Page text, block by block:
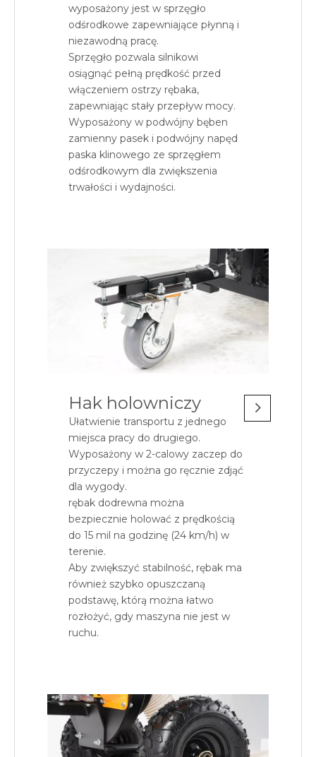
wyposażony jest w sprzęgło
odśrodkowe zapewniające płynną i
niezawodną pracę.
Sprzęgło pozwala silnikowi
osiągnąć pełną prędkość przed
włączeniem ostrzy rębaka,
zapewniając stały przepływ mocy.
Wyposażony w podwójny bęben
zamienny pasek i podwójny napęd
paska klinowego ze sprzęgłem
odśrodkowym dla zwiększenia
trwałości i wydajności.
Hak holowniczy
Ułatwienie transportu z jednego
miejsca pracy do drugiego.
Wyposażony w 2-calowy zaczep do
przyczepy i można go ręcznie zdjąć
dla wygody.
rębak dodrewna można
bezpiecznie holować z prędkością
do 15 mil na godzinę (24 km/h) w
terenie.
Aby zwiększyć stabilność, rębak ma
również szybko opuszczaną
podstawę, którą można łatwo
rozłożyć, gdy maszyna nie jest w
ruchu.